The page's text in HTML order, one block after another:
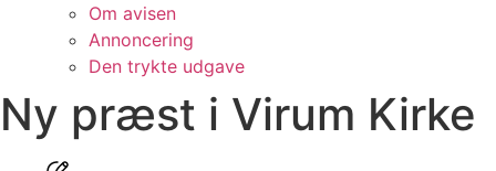
Om avisen
Annoncering
Den trykte udgave
Ny præst i Virum Kirke